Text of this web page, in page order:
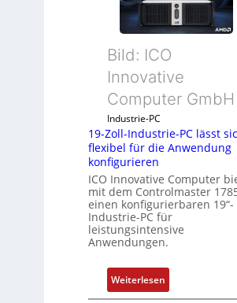
a
u
s
g
l
i
c
s
e
l
e
m
e
n
t
Bild: ICO
Innovative
Computer GmbH
Industrie-PC
19-Zoll-Industrie-PC lässt
flexibel für die Anwendung
konfigurieren
ICO Innovative Computer
mit dem Controlmaster
einen konfigurierbaren 19“-
Industrie-PC für
leistungsintensive
Anwendungen.
Weiterlesen:
1